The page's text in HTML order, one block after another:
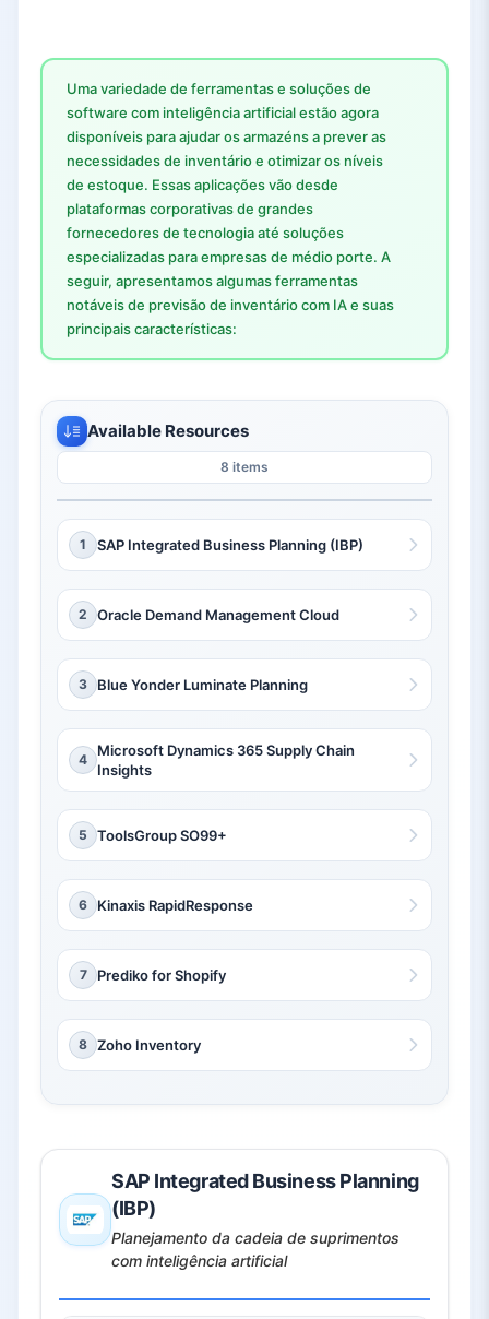
Uma variedade de ferramentas e soluções de
software com inteligência artificial estão agora
disponíveis para ajudar os armazéns a prever as
necessidades de inventário e otimizar os níveis
de estoque. Essas aplicações vão desde
plataformas corporativas de grandes
fornecedores de tecnologia até soluções
especializadas para empresas de médio porte. A
seguir, apresentamos algumas ferramentas
notáveis de previsão de inventário com IA e suas
principais características:
Available Resources
8 items
1 SAP Integrated Business Planning (IBP)
2 Oracle Demand Management Cloud
3 Blue Yonder Luminate Planning
4
Microsoft Dynamics 365 Supply Chain
Insights
5 ToolsGroup SO99+
6 Kinaxis RapidResponse
7 Prediko for Shopify
8 Zoho Inventory
SAP Integrated Business Planning
(IBP)
Planejamento da cadeia de suprimentos
com inteligência artificial